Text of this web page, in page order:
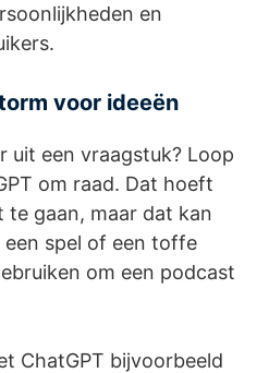
en
voor ideeën
uit een vraagstuk? Loop
om raad. Dat hoeft
gaan, maar dat kan
spel of een toffe
om een podcast
ChatGPT bijvoorbeeld